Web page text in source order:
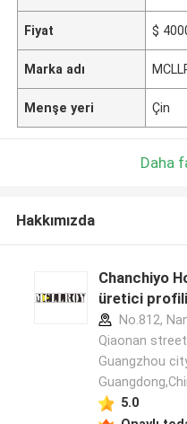
Fiyat $
Marka adı
Menşe yeri Çin
Daha
Hakkımızda
Chanchiyo
üretici profili
No.812,
Qiaonan
Guangzhou
5.0